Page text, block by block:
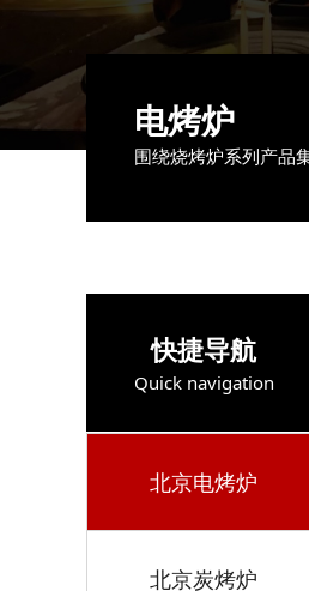
电烤炉
围绕烧烤炉系列产品
快捷导航
Quick navigation
北京电烤炉
北京炭烤炉